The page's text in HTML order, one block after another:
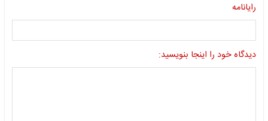
رایانامه
دیدگاه خود را اینجا بنویسید: